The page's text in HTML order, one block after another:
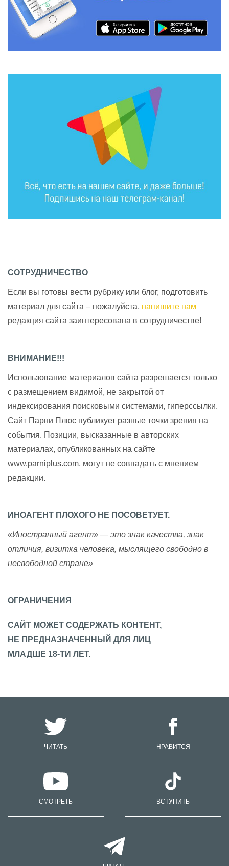
СОТРУДНИЧЕСТВО
Если вы готовы вести рубрику или блог, подготовить
материал для сайта – пожалуйста, напишите нам
редакция сайта заинтересована в сотрудничестве!
ВНИМАНИЕ!!!
Использование материалов сайта разрешается только
с размещением видимой, не закрытой от
индексирования поисковыми системами, гиперссылки.
Сайт Парни Плюс публикует разные точки зрения на
события. Позиции, высказанные в авторских
материалах, опубликованных на сайте
www.parniplus.com, могут не совпадать с мнением
редакции.
ИНОАГЕНТ ПЛОХОГО НЕ ПОСОВЕТУЕТ.
«Иностранный агент» — это знак качества, знак
отличия, визитка человека, мыслящего свободно в
несвободной стране»
ОГРАНИЧЕНИЯ
САЙТ МОЖЕТ СОДЕРЖАТЬ КОНТЕНТ,
НЕ ПРЕДНАЗНАЧЕННЫЙ ДЛЯ ЛИЦ
МЛАДШЕ 18-ТИ ЛЕТ.
ЧИТАТЬ НРАВИТСЯ
СМОТРЕТЬ ВСТУПИТЬ